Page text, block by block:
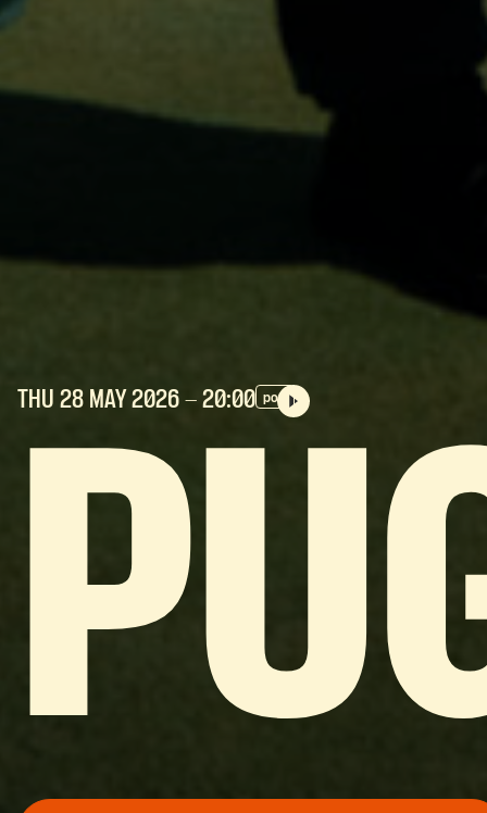
THU 28 MAY 2026 - 20:00 pop